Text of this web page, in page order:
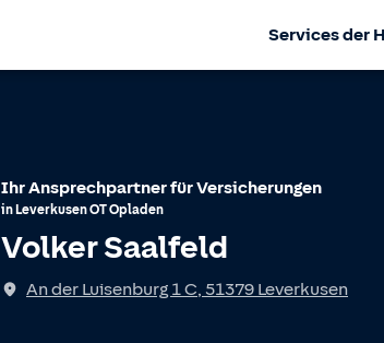
Services der
Ihr Ansprechpartner für Versicherungen
in LeverkusenOTOpladen
Volker Saalfeld
An der Luisenburg 1 C, 51379 Leverkusen